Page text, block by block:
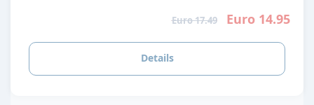
Euro 17.49 Euro 14.95
Details